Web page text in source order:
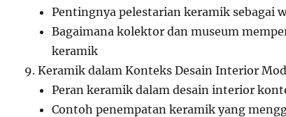
Pentingnya pelestarian keramik sebagai
Bagaimana kolektor dan museum
keramik
Keramik dalam Konteks Desain Interior
Peran keramik dalam desain interior
Contoh penempatan keramik yang